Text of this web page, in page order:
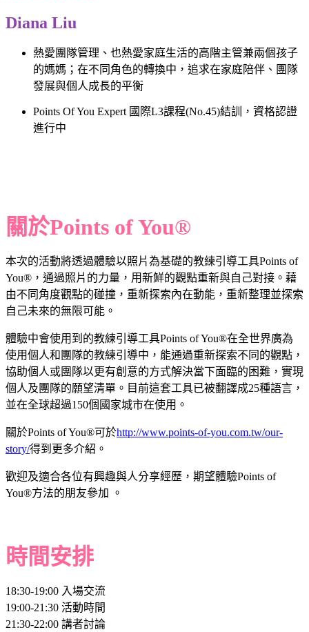
Diana Liu
熱愛團隊管理、也熱愛家庭生活的高階主管兼兩個孩子
的媽媽；在不同角色的轉換中，追求在家庭陪伴、團隊
發展與個人成長的平衡
Points Of You Expert 國際L3課程(No.45)結訓，資格認證
進行中
關於Points of You®
本次的活動將透過體驗以照片為基礎的教練引導工具Points of
You®，通過照片的力量，用新鮮的觀點重新與自己對接。藉
由不同角度觀點的碰撞，重新探索內在動能，重新整理並探索
自己未來的無限可能。
體驗中會使用到的教練引導工具Points of You®在全世界廣為
使用個人和團隊的教練引導中，能通過重新探索不同的觀點，
協助個人或團隊以更有創意的方式解決當下面臨的困難，實現
個人及團隊的願望清單。目前這套工具已被翻譯成25種語言，
並在全球超過150個國家城市在使用。
關於Points of You®可於http://www.points-of-you.com.tw/our-
story/得到更多介紹。
歡迎及適合各位有興趣與人分享經歷，期望體驗Points of
You®方法的朋友參加 。
時間安排
18:30-19:00 入場交流
19:00-21:30 活動時間
21:30-22:00 講者討論